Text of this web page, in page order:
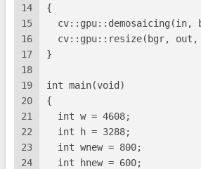
14
15
16
17
18
19
20
21
22
23
24
{
cv::gpu::demosaicing(in,
cv::gpu::resize(bgr, out,
}
int main(void)
{
  int w = 4608;
  int h = 3288;
  int wnew = 800;
  int hnew = 600;